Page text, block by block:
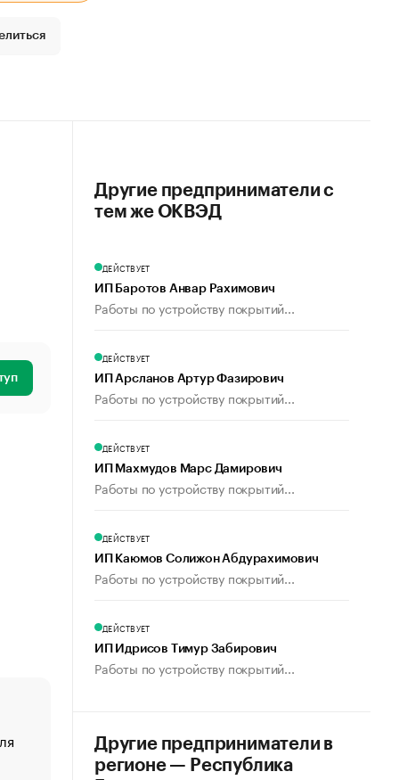
«От спорта тело стареет иначе». Как живет глава
создавшей GTA
Другие предприниматели с
тем же ОКВЭД
ДЕЙСТВУЕТ
ИП Баротов Анвар Рахимович
Работы по устройству покрытий...
ДЕЙСТВУЕТ
ИП Арсланов Артур Фазирович
Работы по устройству покрытий...
ДЕЙСТВУЕТ
ИП Махмудов Марс Дамирович
Работы по устройству покрытий...
ДЕЙСТВУЕТ
ИП Каюмов Солижон Абдурахимович
Работы по устройству покрытий...
ДЕЙСТВУЕТ
ИП Идрисов Тимур Забирович
Работы по устройству покрытий...
Другие предприниматели в
регионе — Республика